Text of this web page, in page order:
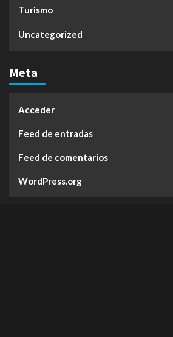
Turismo
Uncategorized
Meta
Acceder
Feed de entradas
Feed de comentarios
WordPress.org